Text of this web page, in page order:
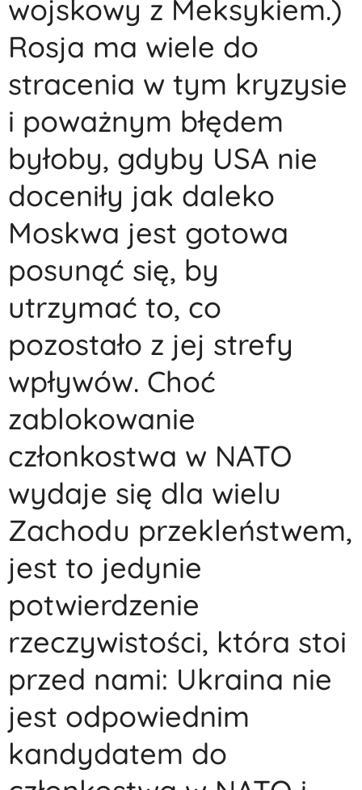
wojskowy z Meksykiem.)
Rosja ma wiele do
stracenia w tym kryzysie
i poważnym błędem
byłoby, gdyby USA nie
doceniły jak daleko
Moskwa jest gotowa
posunąć się, by
utrzymać to, co
pozostało z jej strefy
wpływów. Choć
zablokowanie
członkostwa w NATO
wydaje się dla wielu
Zachodu przekleństwem,
jest to jedynie
potwierdzenie
rzeczywistości, która stoi
przed nami: Ukraina nie
jest odpowiednim
kandydatem do